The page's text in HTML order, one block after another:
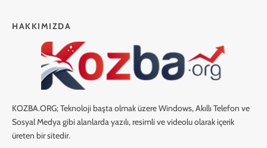
HAKKIMIZDA
KOZBA.ORG; Teknoloji başta olmak üzere Windows, Akıllı Telefon ve
Sosyal Medya gibi alanlarda yazılı, resimli ve videolu olarak içerik
üreten bir sitedir.